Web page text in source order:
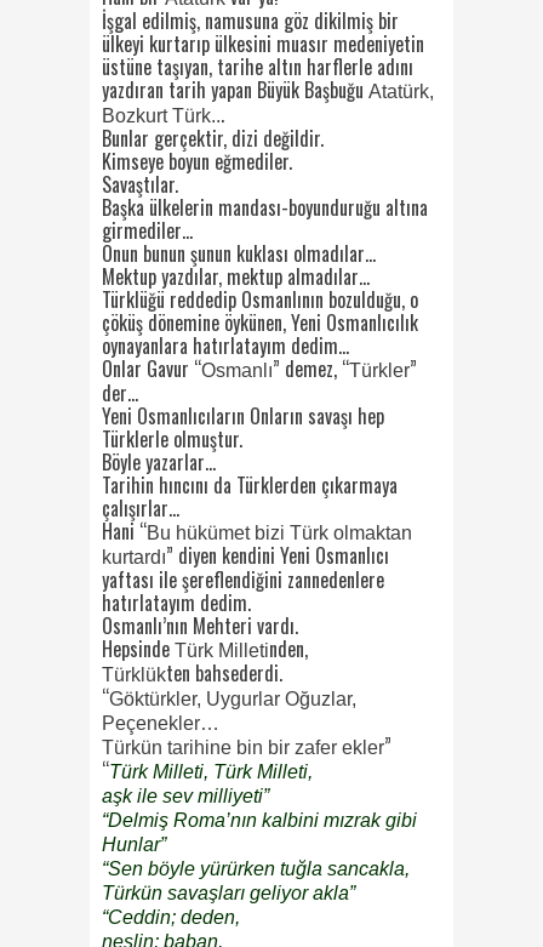
İşgal edilmiş, namusuna göz dikilmiş bir
ülkeyi kurtarıp ülkesini muasır medeniyetin
üstüne taşıyan, tarihe altın harflerle adını
yazdıran tarih yapan Büyük Başbuğu Atatürk,
Bozkurt Türk...
Bunlar gerçektir, dizi değildir.
Kimseye boyun eğmediler.
Savaştılar.
Başka ülkelerin mandası-boyunduruğu altına
girmediler…
Onun bunun şunun kuklası olmadılar…
Mektup yazdılar, mektup almadılar…
Türklüğü reddedip Osmanlının bozulduğu, o
çöküş dönemine öykünen, Yeni Osmanlıcılık
oynayanlara hatırlatayım dedim…
Onlar Gavur “Osmanlı” demez, “Türkler”
der…
Yeni Osmanlıcıların Onların savaşı hep
Türklerle olmuştur.
Böyle yazarlar…
Tarihin hıncını da Türklerden çıkarmaya
çalışırlar…
Hani “Bu hükümet bizi Türk olmaktan
kurtardı” diyen kendini Yeni Osmanlıcı
yaftası ile şereflendiğini zannedenlere
hatırlatayım dedim.
Osmanlı’nın Mehteri vardı.
Hepsinde Türk Milletinden,
Türklükten bahsederdi.
“Göktürkler, Uygurlar Oğuzlar,
Peçenekler…
Türkün tarihine bin bir zafer ekler”
“Türk Milleti, Türk Milleti,
aşk ile sev milliyeti”
“Delmiş Roma’nın kalbini mızrak gibi
Hunlar”
“Sen böyle yürürken tuğla sancakla,
Türkün savaşları geliyor akla”
“Ceddin; deden,
neslin; baban,